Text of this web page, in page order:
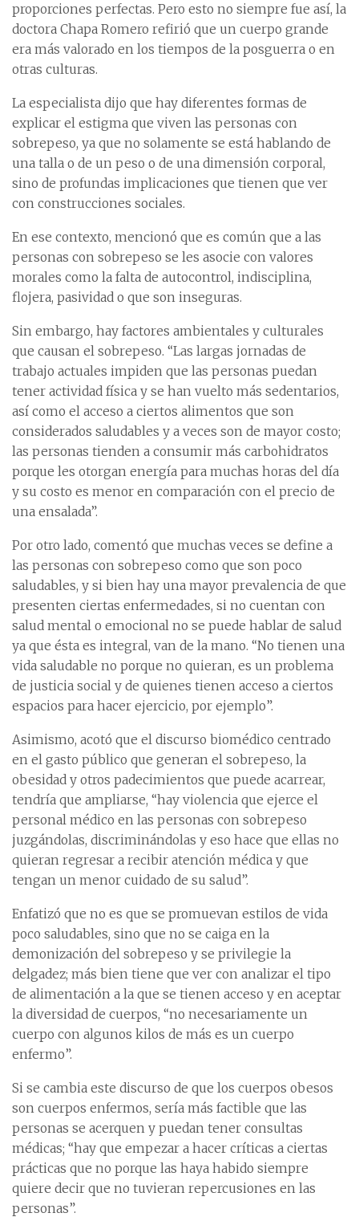
proporciones perfectas. Pero esto no siempre fue así, la
doctora Chapa Romero refirió que un cuerpo grande
era más valorado en los tiempos de la posguerra o en
otras culturas.
La especialista dijo que hay diferentes formas de
explicar el estigma que viven las personas con
sobrepeso, ya que no solamente se está hablando de
una talla o de un peso o de una dimensión corporal,
sino de profundas implicaciones que tienen que ver
con construcciones sociales.
En ese contexto, mencionó que es común que a las
personas con sobrepeso se les asocie con valores
morales como la falta de autocontrol, indisciplina,
flojera, pasividad o que son inseguras.
Sin embargo, hay factores ambientales y culturales
que causan el sobrepeso. “Las largas jornadas de
trabajo actuales impiden que las personas puedan
tener actividad física y se han vuelto más sedentarios,
así como el acceso a ciertos alimentos que son
considerados saludables y a veces son de mayor costo;
las personas tienden a consumir más carbohidratos
porque les otorgan energía para muchas horas del día
y su costo es menor en comparación con el precio de
una ensalada”.
Por otro lado, comentó que muchas veces se define a
las personas con sobrepeso como que son poco
saludables, y si bien hay una mayor prevalencia de que
presenten ciertas enfermedades, si no cuentan con
salud mental o emocional no se puede hablar de salud
ya que ésta es integral, van de la mano. “No tienen una
vida saludable no porque no quieran, es un problema
de justicia social y de quienes tienen acceso a ciertos
espacios para hacer ejercicio, por ejemplo”.
Asimismo, acotó que el discurso biomédico centrado
en el gasto público que generan el sobrepeso, la
obesidad y otros padecimientos que puede acarrear,
tendría que ampliarse, “hay violencia que ejerce el
personal médico en las personas con sobrepeso
juzgándolas, discriminándolas y eso hace que ellas no
quieran regresar a recibir atención médica y que
tengan un menor cuidado de su salud”.
Enfatizó que no es que se promuevan estilos de vida
poco saludables, sino que no se caiga en la
demonización del sobrepeso y se privilegie la
delgadez; más bien tiene que ver con analizar el tipo
de alimentación a la que se tienen acceso y en aceptar
la diversidad de cuerpos, “no necesariamente un
cuerpo con algunos kilos de más es un cuerpo
enfermo”.
Si se cambia este discurso de que los cuerpos obesos
son cuerpos enfermos, sería más factible que las
personas se acerquen y puedan tener consultas
médicas; “hay que empezar a hacer críticas a ciertas
prácticas que no porque las haya habido siempre
quiere decir que no tuvieran repercusiones en las
personas”.